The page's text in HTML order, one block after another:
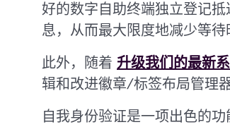
好的数字自助终端独立登记
息，从而最大限度地减少等待
此外，随着 升级我们的最新
辑和改进徽章/标签布局管理
自我身份验证是一项出色的